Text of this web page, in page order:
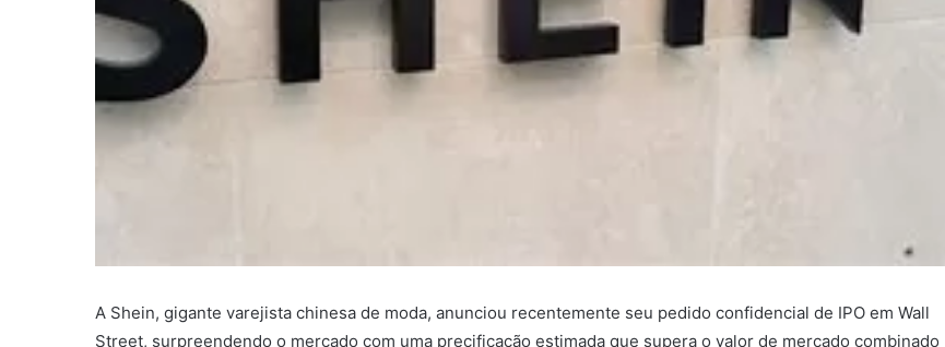
A Shein, gigante varejista chinesa de moda, anunciou recentemente seu pedido confidencial de IPO em Wall
Street, surpreendendo o mercado com uma precificação estimada que supera o valor de mercado combinado